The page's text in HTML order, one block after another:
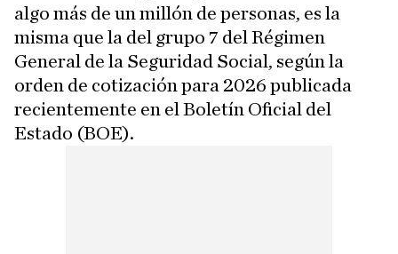
algo más de un millón de personas, es la
misma que la del grupo 7 del Régimen
General de la Seguridad Social, según la
orden de cotización para 2026 publicada
recientemente en el Boletín Oficial del
Estado (BOE).